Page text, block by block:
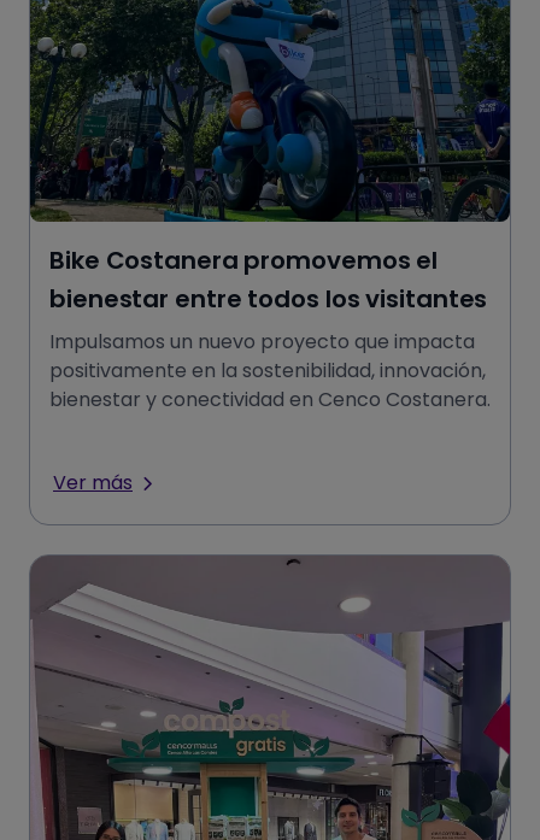
Bike Costanera promovemos el
bienestar entre todos los visitantes
Impulsamos un nuevo proyecto que impacta
positivamente en la sostenibilidad, innovación,
bienestar y conectividad en Cenco Costanera.
Ver más